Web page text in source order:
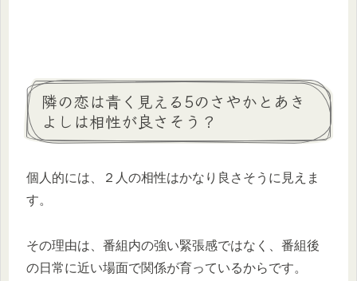
隣の恋は青く見える5のさやかとあき
よしは相性が良さそう？
個人的には、２人の相性はかなり良さそうに見えま
す。
その理由は、番組内の強い緊張感ではなく、番組後
の日常に近い場面で関係が育っているからです。